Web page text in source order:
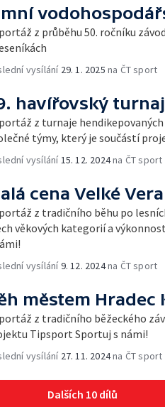
z průběhu 50. ročníku
vysílání 29. 1. 2025 na ČT sport
havířovský
z turnaje
týmy, který je součástí
vysílání 15. 12. 2024na ČT sport
cena Velké
z tradičního běhu po
věkových kategorií a
vysílání9. 12. 2024na ČT sport
městem Hradec
z tradičního běžeckého
Tipsport Sportuj s námi!
vysílání 27. 11. 2024na ČT sport
Dalších 10 dílů